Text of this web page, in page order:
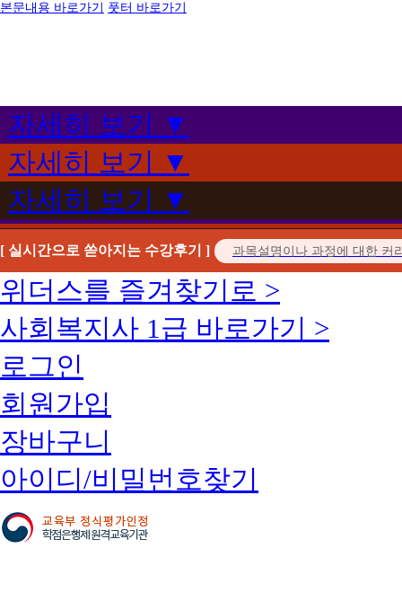
본문내용 바로가기 풋터 바로가기
자세히 보기 ▼
자세히 보기 ▼
자세히 보기 ▼
[ 실시간으로 쏟아지는 수강후기 ]
위더스를 즐겨찾기로 >
사회복지사 1급 바로가기 >
로그인
회원가입
장바구니
아이디/비밀번호찾기